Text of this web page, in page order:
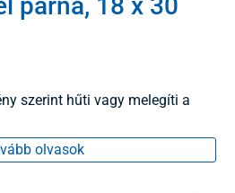
szerint hűti vagy melegíti a
olvasok